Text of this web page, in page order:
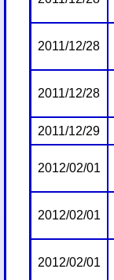
2011/12/28
2011/12/28
2011/12/29
2012/02/01
2012/02/01
2012/02/01